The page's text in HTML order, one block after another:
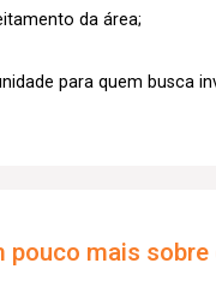
da área;
para quem busca
pouco mais sobre